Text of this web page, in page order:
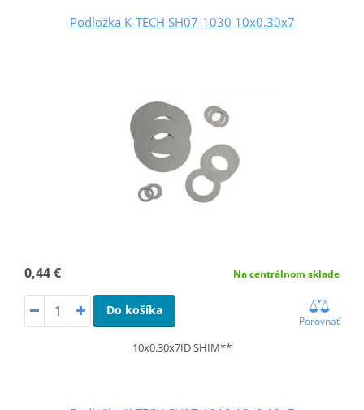
Podložka K-TECH SH07-1030 10x0.30x7
0,44 € Na centrálnom sklade
Do košíka
Porovnať
10x0.30x7ID SHIM**